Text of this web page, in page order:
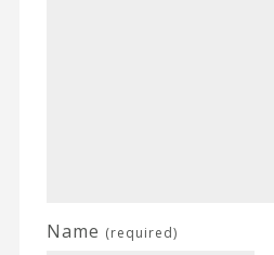
Name (required)